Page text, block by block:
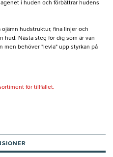
i huden och förbättrar hudens
hudstruktur, fina linjer och
hud. Nästa steg för dig som är van
men behöver "levla" upp styrkan på
för tillfället.